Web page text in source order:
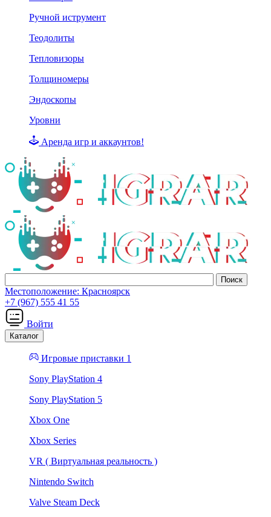
Ручной иструмент
Теодолиты
Тепловизоры
Толщиномеры
Эндоскопы
Уровни
Аренда игр и аккаунтов!
Местоположение: Красноярск
+7 (967) 555 41 55
Войти
Каталог
Игровые приставки 1
Sony PlayStation 4
Sony PlayStation 5
Xbox One
Xbox Series
VR ( Виртуальная реальность )
Nintendo Switch
Valve Steam Deck